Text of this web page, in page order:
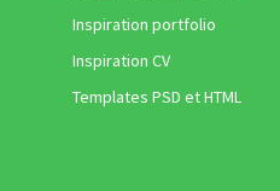
Inspiration portfolio
Inspiration CV
Templates PSD et HTML